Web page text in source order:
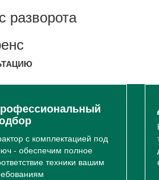
разворота
с комплектацией под
- обеспечим полное
техники вашим